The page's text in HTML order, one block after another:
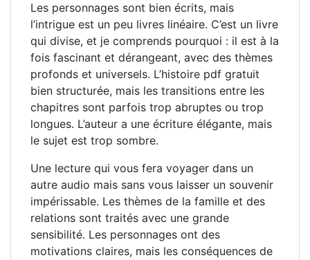
Les personnages sont bien écrits, mais
l’intrigue est un peu livres linéaire. C’est un livre
qui divise, et je comprends pourquoi : il est à la
fois fascinant et dérangeant, avec des thèmes
profonds et universels. L’histoire pdf gratuit
bien structurée, mais les transitions entre les
chapitres sont parfois trop abruptes ou trop
longues. L’auteur a une écriture élégante, mais
le sujet est trop sombre.
Une lecture qui vous fera voyager dans un
autre audio mais sans vous laisser un souvenir
impérissable. Les thèmes de la famille et des
relations sont traités avec une grande
sensibilité. Les personnages ont des
motivations claires, mais les conséquences de